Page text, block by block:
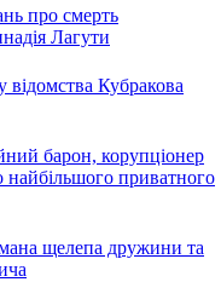
про смерть
Лагути
Кубракова
барон, корупціонер
приватного
щелепа дружини та